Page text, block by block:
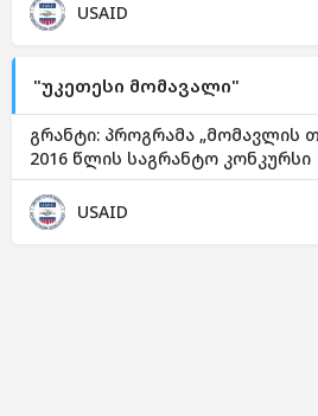
USAID
"უკეთესი მომავალი"
გრანტი: პროგრამა „მომავლის
2016 წლის საგრანტო კონკურსი
USAID